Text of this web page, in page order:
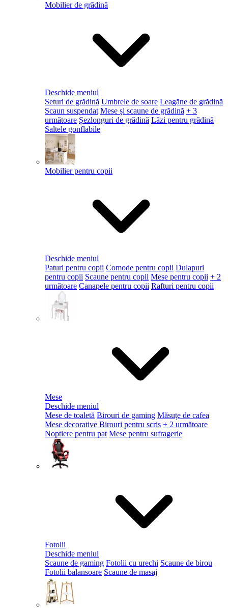
Mobilier de grădină
Deschide meniul
Seturi de grădină Umbrele de soare Leagăne de grădină
Scaun suspendat Mese și scaune de grădină + 3
următoare Șezlonguri de grădină Lăzi pentru grădină
Saltele gonflabile
Mobilier pentru copii
Deschide meniul
Paturi pentru copii Comode pentru copii Dulapuri
pentru copii Scaune pentru copii Mese pentru copii + 2
următoare Canapele pentru copii Rafturi pentru copii
Mese
Deschide meniul
Mese de toaletă Birouri de gaming Măsuțe de cafea
Mese decorative Birouri pentru scris + 2 următoare
Noptiere pentru pat Mese pentru sufragerie
Fotolii
Deschide meniul
Scaune de gaming Fotolii cu urechi Scaune de birou
Fotolii balansoare Scaune de masaj